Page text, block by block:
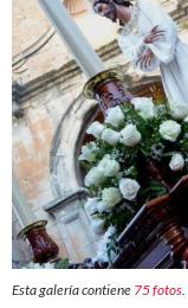
Esta galería contiene 75 fotos.